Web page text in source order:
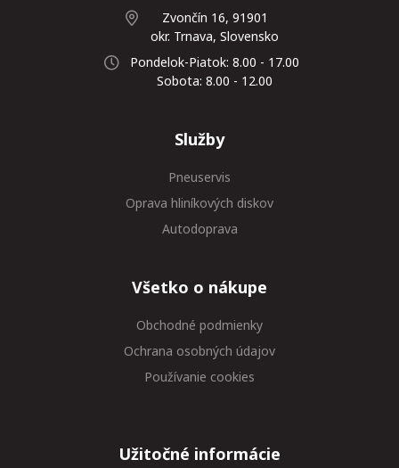
Zvončín 16, 91901
okr. Trnava, Slovensko
Pondelok-Piatok: 8.00 - 17.00
Sobota: 8.00 - 12.00
Služby
Pneuservis
Oprava hliníkových diskov
Autodoprava
Všetko o nákupe
Obchodné podmienky
Ochrana osobných údajov
Používanie cookies
Užitočné informácie